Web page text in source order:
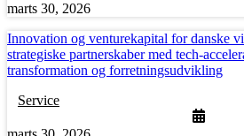
marts 30, 2026
Innovation og venturekapital for danske
strategiske partnerskaber med tech-
transformation og forretningsudvikling
Service